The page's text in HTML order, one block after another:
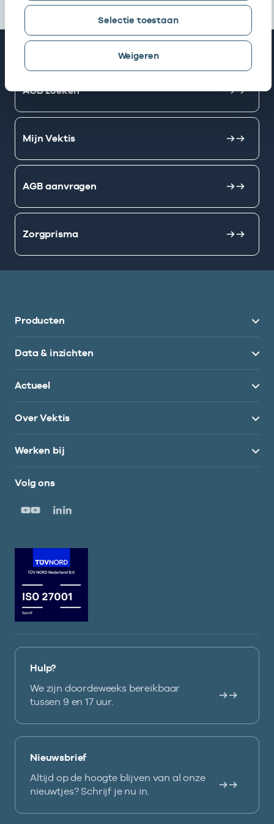
Selectie toestaan
Weigeren
AGB zoeken
Mijn Vektis
AGB aanvragen
Zorgprisma
Producten
Data & inzichten
Actueel
Over Vektis
Werken bij
Volg ons
Hulp?
We zijn doordeweeks bereikbaar
tussen 9 en 17 uur.
Nieuwsbrief
Altijd op de hoogte blijven van al onze
nieuwtjes? Schrijf je nu in.